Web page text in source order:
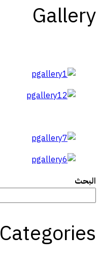
Gallery
البحث
Categories